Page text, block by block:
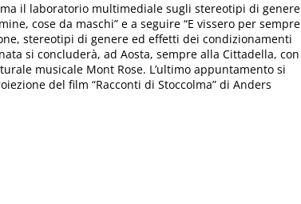
il laboratorio multimediale sugli stereotipi di genere
cose da maschi” e a seguire “E vissero per sempre
stereotipi di genere ed effetti dei condizionamenti
si concluderà, ad Aosta, sempre alla Cittadella, con
musicale Mont Rose. L’ultimo appuntamento si
del film “Racconti di Stoccolma” di Anders